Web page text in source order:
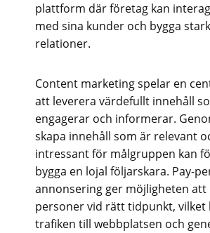
plattform där företag kan
med sina kunder och bygga
relationer.
Content marketing spelar en
att leverera värdefullt innehåll
engagerar och informerar.
skapa innehåll som är relevant
intressant för målgruppen kan
bygga en lojal följarskara. Pay-
annonsering ger möjligheten
personer vid rätt tidpunkt, vilket
trafiken till webbplatsen och